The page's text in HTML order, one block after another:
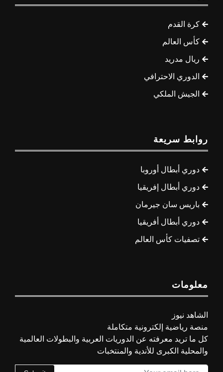
كرة القدم
كأس العالم
ريال مدريد
الدوري الاحترافي
الجيش الملكي
روابط سريعة
دوري أبطال أوروبا
دوري أبطال إفريقيا
باريس سان جيرمان
دوري أبطال أفريقيا
تصفيات كأس العالم
معلومات
الشاهد نيوز
منصة رياضية إلكترونية متكاملة
كل ما تريد معرفته عن الدوريات العربية والبطولات العالمية
والمحلية الكبرى للأندية والمنتخبات